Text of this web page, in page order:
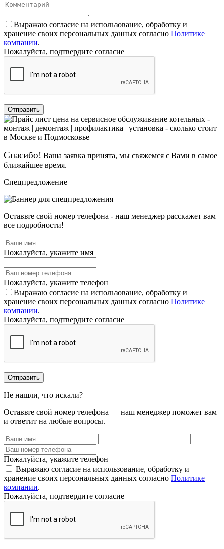
Выражаю согласие на использование, обработку и
хранение своих персональных данных согласно Политике
компании.
Пожалуйста, подтвердите согласие
Отправить
Спасибо! Ваша заявка принята, мы свяжемся с Вами в самое
ближайшее время.
Спецпредложение
Оставьте свой номер телефона - наш менеджер расскажет вам
все подробности!
Пожалуйста, укажите имя
Пожалуйста, укажите телефон
Выражаю согласие на использование, обработку и
хранение своих персональных данных согласно Политике
компании.
Пожалуйста, подтвердите согласие
Отправить
Не нашли, что искали?
Оставьте свой номер телефона — наш менеджер поможет вам
и ответит на любые вопросы.
Пожалуйста, укажите телефон
Выражаю согласие на использование, обработку и
хранение своих персональных данных согласно Политике
компании.
Пожалуйста, подтвердите согласие